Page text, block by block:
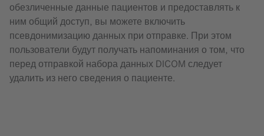
обезличенные данные пациентов и предоставлять к
ним общий доступ, вы можете включить
псевдонимизацию данных при отправке. При этом
пользователи будут получать напоминания о том, что
перед отправкой набора данных DICOM следует
удалить из него сведения о пациенте.